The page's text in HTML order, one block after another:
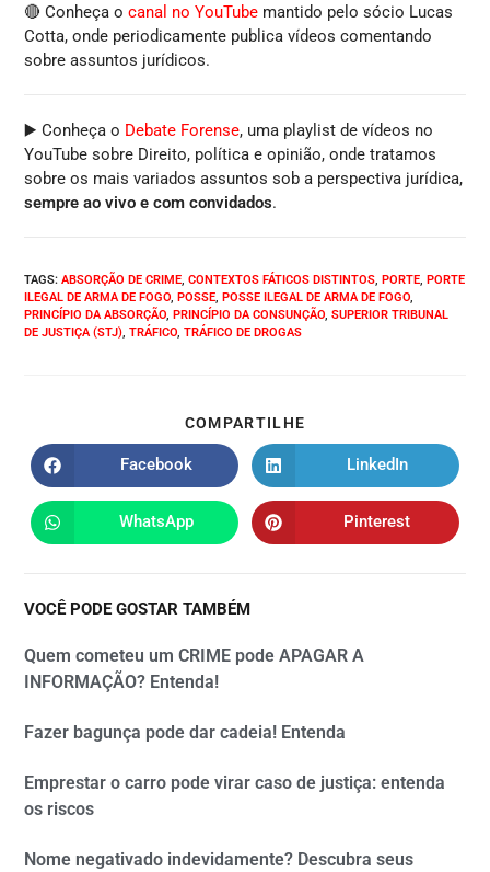
🔴 Conheça ocanal no YouTube mantido pelo sócio Lucas
Cotta, onde periodicamente publica vídeos comentando
sobre assuntos jurídicos.
▶️ Conheça o Debate Forense, uma playlist de vídeos no
YouTube sobre Direito, política e opinião, onde tratamos
sobre os mais variados assuntos sob a perspectiva jurídica,
sempre ao vivo e com convidados.
TAGS:ABSORÇÃO DE CRIME, CONTEXTOS FÁTICOS DISTINTOS, PORTE, PORTE
ILEGAL DE ARMA DE FOGO, POSSE, POSSE ILEGAL DE ARMA DE FOGO,
PRINCÍPIO DA ABSORÇÃO, PRINCÍPIO DA CONSUNÇÃO, SUPERIOR TRIBUNAL
DE JUSTIÇA (STJ), TRÁFICO, TRÁFICO DE DROGAS
COMPARTILHE
Facebook LinkedIn
WhatsApp Pinterest
VOCÊ PODE GOSTAR TAMBÉM
Quem cometeu um CRIME pode APAGAR A
INFORMAÇÃO? Entenda!
Fazer bagunça pode dar cadeia! Entenda
Emprestar o carro pode virar caso de justiça: entenda
os riscos
Nome negativado indevidamente? Descubra seus